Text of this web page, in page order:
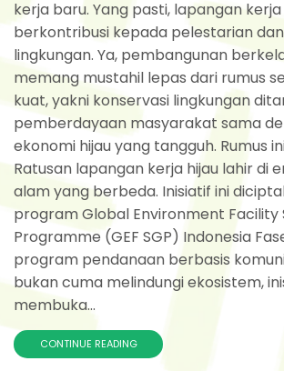
kerja baru. Yang pasti, lapangan kerja
berkontribusi kepada pelestarian
lingkungan. Ya, pembangunan
memang mustahil lepas dari rumus
kuat, yakni konservasi lingkungan
pemberdayaan masyarakat sama
ekonomi hijau yang tangguh. Rumus
Ratusan lapangan kerja hijau lahir di
alam yang berbeda. Inisiatif ini
program Global Environment Facility
Programme (GEF SGP) Indonesia
program pendanaan berbasis
bukan cuma melindungi ekosistem,
membuka...
CONTINUE READING